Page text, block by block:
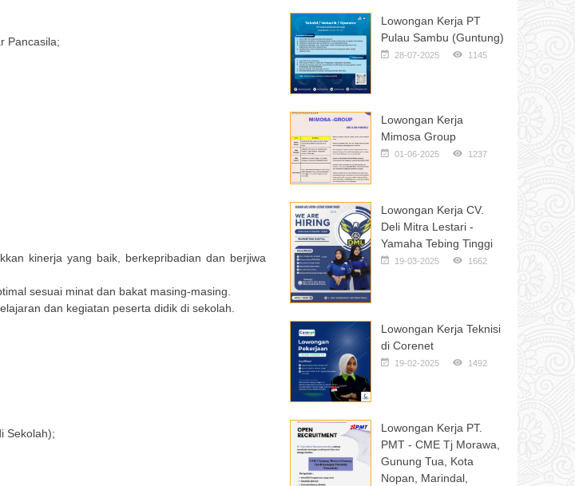
Pancasila;
kinerja yang baik, berkepribadian dan berjiwa
sesuai minat dan bakat masing-masing.
dan kegiatan peserta didik di sekolah.
Sekolah);
Lowongan Kerja PT
Pulau Sambu (Guntung)
28-07-2025 1145
Lowongan Kerja
Mimosa Group
01-06-2025 1237
Lowongan Kerja CV.
Deli Mitra Lestari -
Yamaha Tebing Tinggi
19-03-2025 1662
Lowongan Kerja Teknisi
di Corenet
19-02-2025 1492
Lowongan Kerja PT.
PMT - CME Tj Morawa,
Gunung Tua, Kota
Nopan, Marindal,